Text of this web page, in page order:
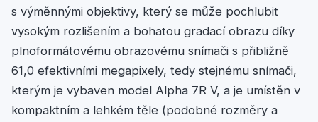
s výměnnými objektivy, který se může pochlubit
vysokým rozlišením a bohatou gradací obrazu díky
plnoformátovému obrazovému snímači s přibližně
61,0 efektivními megapixely, tedy stejnému snímači,
kterým je vybaven model Alpha 7R V, a je umístěn v
kompaktním a lehkém těle (podobné rozměry a